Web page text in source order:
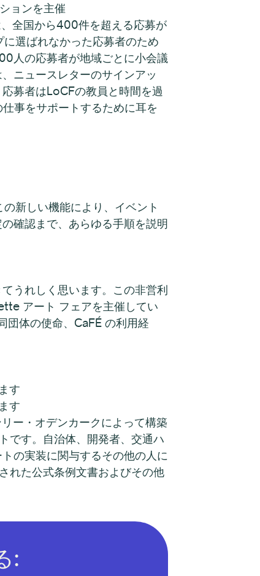
ョンを主催
全国から400件を超える応募が
選ばれなかった応募者のため
人の応募者が地域ごとに小会議
ニュースレターのサインアッ
募者はLoCFの教員と時間を過
事をサポートするために耳を
新しい機能により、イベント
確認まで、あらゆる手順を説明
うれしく思います。この非営利
アート フェアを主催してい
体の使命、CaFÉ の利用経
す
す
ー・オデンカークによって構築
です。自治体、開発者、交通ハ
の実装に関与するその他の人に
れた公式条例文書およびその他
: